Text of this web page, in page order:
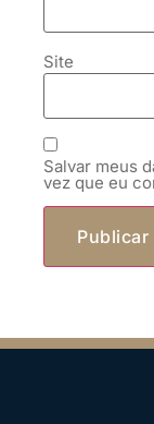
Site
Salvar meus
vez que eu